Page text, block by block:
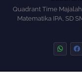
Quadrant Time
Matematika IPA, SD